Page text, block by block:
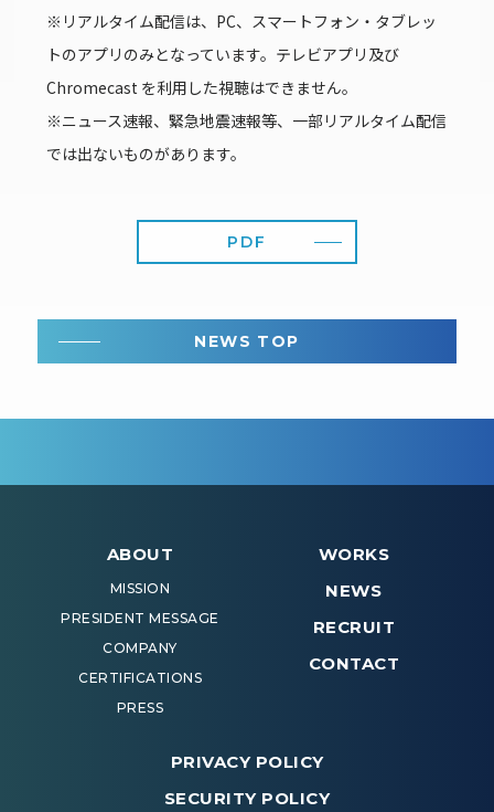
※リアルタイム配信は、PC、スマートフォン・タブレッ
トのアプリのみとなっています。テレビアプリ及び
Chromecast を利用した視聴はできません。
※ニュース速報、緊急地震速報等、一部リアルタイム配信
では出ないものがあります。
PDF
NEWS TOP
ABOUT
MISSION
PRESIDENT MESSAGE
COMPANY
CERTIFICATIONS
PRESS
WORKS
NEWS
RECRUIT
CONTACT
PRIVACY POLICY
SECURITY POLICY